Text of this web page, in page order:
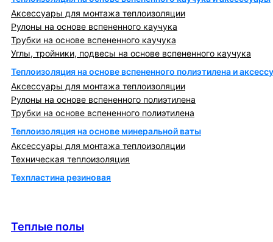
Аксессуары для монтажа теплоизоляции
Рулоны на основе вспененного каучука
Трубки на основе вспененного каучука
Углы, тройники, подвесы на основе вспененного каучука
Теплоизоляция на основе вспененного полиэтилена и
Аксессуары для монтажа теплоизоляции
Рулоны на основе вспененного полиэтилена
Трубки на основе вспененного полиэтилена
Теплоизоляция на основе минеральной ваты
Аксессуары для монтажа теплоизоляции
Техническая теплоизоляция
Техпластина резиновая
Теплые полы